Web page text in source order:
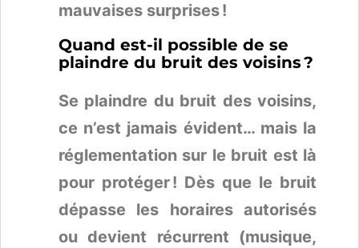
mauvaises surprises !
Quand est-il possible de se
plaindre du bruit des voisins ?
Se plaindre du bruit des voisins,
ce n’est jamais évident… mais la
réglementation sur le bruit est là
pour protéger ! Dès que le bruit
dépasse les horaires autorisés
ou devient récurrent (musique,